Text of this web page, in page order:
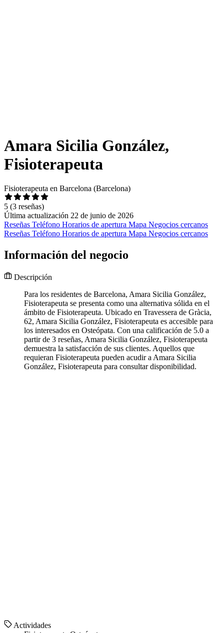
Amara Sicilia González,
Fisioterapeuta
Fisioterapeuta en Barcelona (Barcelona)
5 (3 reseñas)
Última actualización 22 de junio de 2026
Reseñas Teléfono Horarios de apertura Mapa Negocios cercanos
Reseñas Teléfono Horarios de apertura Mapa Negocios cercanos
Información del negocio
Descripción
Para los residentes de Barcelona, Amara Sicilia González,
Fisioterapeuta se presenta como una alternativa sólida en el
ámbito de Fisioterapeuta. Ubicado en Travessera de Gràcia,
62, Amara Sicilia González, Fisioterapeuta es accesible para
los interesados en Osteópata. Con una calificación de 5.0 a
partir de 3 reseñas, Amara Sicilia González, Fisioterapeuta
demuestra la satisfacción de sus clientes. Aquellos que
requieran Fisioterapeuta pueden acudir a Amara Sicilia
González, Fisioterapeuta para consultar disponibilidad.
Actividades